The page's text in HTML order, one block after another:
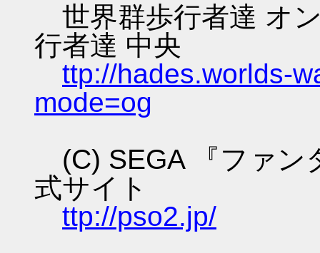
世界群歩行者達 オ
行者達 中央
ttp://hades.worlds-
mode=og
(C) SEGA 『ファン
式サイト
ttp://pso2.jp/